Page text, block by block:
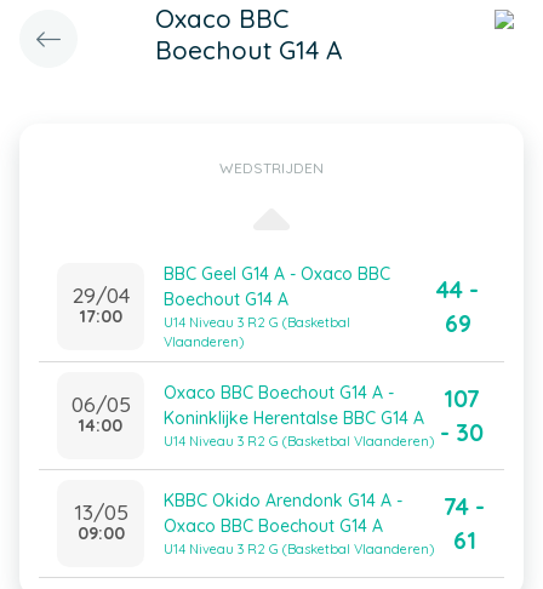
Oxaco BBC
Boechout G14 A
WEDSTRIJDEN
29/04
17:00
BBC Geel G14 A - Oxaco BBC
Boechout G14 A
U14 Niveau 3 R2 G (Basketbal
Vlaanderen)
44 -
69
06/05
14:00
Oxaco BBC Boechout G14 A -
Koninklijke Herentalse BBC G14 A
U14 Niveau 3 R2 G (Basketbal Vlaanderen)
107
- 30
13/05
09:00
KBBC Okido Arendonk G14 A -
Oxaco BBC Boechout G14 A
U14 Niveau 3 R2 G (Basketbal Vlaanderen)
74 -
61